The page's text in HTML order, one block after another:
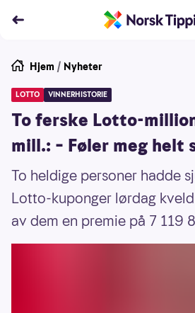
Hjem / Nyheter
LOTTO VINNERHISTORIE
To ferske Lotto-
mill.: – Føler meg helt
To heldige personer hadde
Lotto-kuponger lørdag
av dem en premie på 7 119